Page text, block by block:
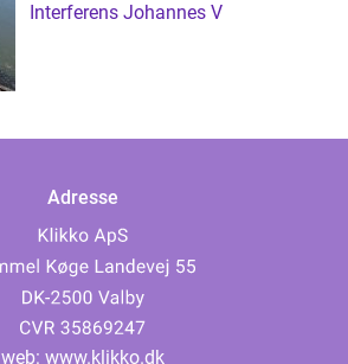
Interferens Johannes V
Adresse
web: www.klikko.dk